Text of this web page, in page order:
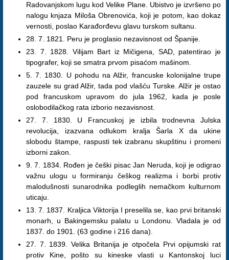
Radovanjskom lugu kod Velike Plane. Ubistvo je izvršeno po
nalogu knjaza Miloša Obrenovića, koji je potom, kao dokaz
vernosti, poslao Karađorđevu glavu turskom sultanu.
28. 7. 1821. Peru je proglasio nezavisnost od Španije.
23. 7. 1828. Vilijam Bart iz Mičigena, SAD, patentirao je
tipografer, koji se smatra prvom pisaćom mašinom.
5. 7. 1830. U pohodu na Alžir, francuske kolonijalne trupe
zauzele su grad Alžir, tada pod vlašću Turske. Alžir je ostao
pod francuskom upravom do jula 1962, kada je posle
oslobodilačkog rata izborio nezavisnost.
27. 7. 1830. U Francuskoj je izbila trodnevna Julska
revolucija, izazvana odlukom kralja Šarla X da ukine
slobodu štampe, raspusti tek izabranu skupštinu i promeni
izborni zakon.
9. 7. 1834. Rođen je češki pisac Jan Neruda, koji je odigrao
važnu ulogu u formiranju češkog realizma i borbi protiv
malodušnosti sunarodnika podleglih nemačkom kulturnom
uticaju.
13. 7. 1837. Kraljica Viktorija I preselila se, kao prvi britanski
monarh, u Bakingemsku palatu u Londonu. Vladala je od
1837. do 1901. (63 godine i 216 dana).
27. 7. 1839. Velika Britanija je otpočela Prvi opijumski rat
protiv Kine, pošto su kineske vlasti u Kantonskoj luci